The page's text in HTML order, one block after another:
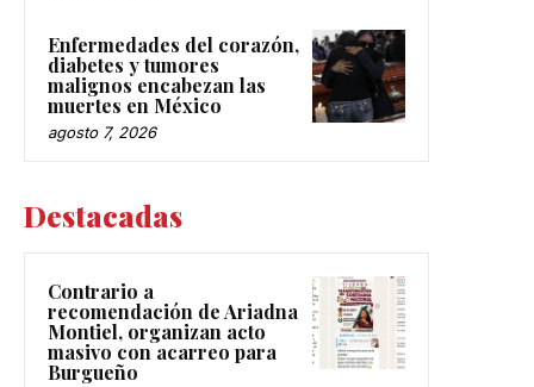
Enfermedades del corazón,
diabetes y tumores
malignos encabezan las
muertes en México
agosto 7, 2026
Destacadas
Contrario a
recomendación de Ariadna
Montiel, organizan acto
masivo con acarreo para
Burgueño